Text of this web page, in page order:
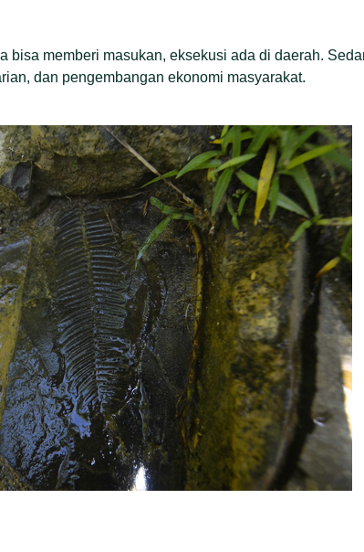
bisa memberi masukan, eksekusi ada di daerah.
dan pengembangan ekonomi masyarakat.